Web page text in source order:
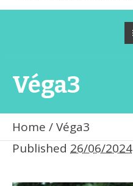
Véga3
Home /Véga3
Published 26/06/2024